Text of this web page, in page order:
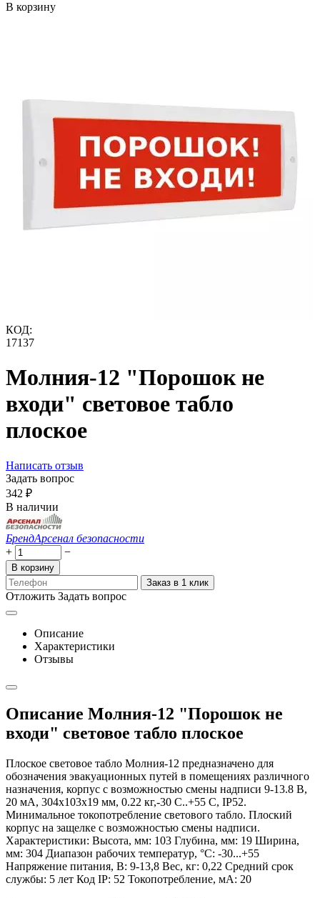
В корзину
КОД:
17137
Молния-12 "Порошок не
входи" световое табло
плоское
Написать отзыв
Задать вопрос
‍342‍ ₽
В наличии
БрендАрсенал безопасности
+
−
В корзину
Заказ в 1 клик
Отложить Задать вопрос
Описание
Характеристики
Отзывы
Описание Молния-12 "Порошок не
входи" световое табло плоское
Плоское световое табло Молния-12 предназначено для
обозначения эвакуационных путей в помещениях различного
назначения, корпус с возможностью смены надписи 9-13.8 В,
20 мА, 304х103х19 мм, 0.22 кг,-30 С..+55 С, IP52.
Минимальное токопотребление светового табло. Плоский
корпус на защелке с возможностью смены надписи.
Характеристики: Высота, мм: 103 Глубина, мм: 19 Ширина,
мм: 304 Диапазон рабочих температур, °С: -30...+55
Напряжение питания, В: 9-13,8 Вес, кг: 0,22 Средний срок
службы: 5 лет Код IP: 52 Токопотребление, мА: 20